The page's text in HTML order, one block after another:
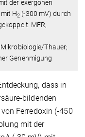
der exergonen
mit H2 (-300 mV) durch
MFR,
Thauer;
Genehmigung
dass in
bildenden
Ferredoxin (-450
mit der